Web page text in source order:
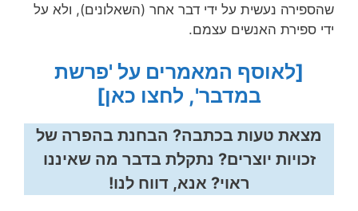
שהספירה נעשית על ידי דבר אחר (השאלונים), ולא על
ידי ספירת האנשים עצמם.
[לאוסף המאמרים על 'פרשת
במדבר', לחצו כאן]
מצאת טעות בכתבה? הבחנת בהפרה של
זכויות יוצרים? נתקלת בדבר מה שאיננו
ראוי? אנא, דווח לנו!